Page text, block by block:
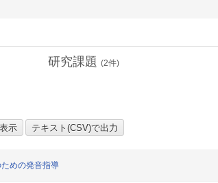
研究課題 (2件)
めの発音指導